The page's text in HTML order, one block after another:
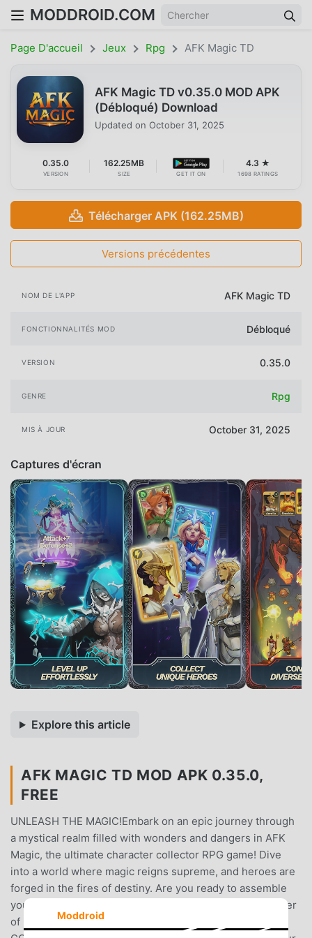
MODDROID.COM
Page D'accueil Jeux Rpg AFK Magic TD
AFK Magic TD v0.35.0 MOD APK
(Débloqué) Download
Updated on October 31, 2025
0.35.0
VERSION
162.25MB
SIZE GET IT ON
4.3 ★
1698 RATINGS
Télécharger APK (162.25MB)
Versions précédentes
NOM DE L'APP AFK Magic TD
FONCTIONNALITÉS MOD Débloqué
VERSION 0.35.0
GENRE Rpg
MIS À JOUR October 31, 2025
Captures d'écran
Explore this article
AFK MAGIC TD MOD APK 0.35.0,
FREE
UNLEASH THE MAGIC!Embark on an epic journey through
a mystical realm filled with wonders and dangers in AFK
Magic, the ultimate character collector RPG game! Dive
into a world where magic reigns supreme, and heroes are
forged in the fires of destiny. Are you ready to assemble
your team of legendary champions and unleash the power
of magic against relentless foes?COLLECT AND
Moddroid